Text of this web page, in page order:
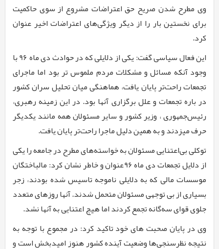
وی مطرح شدن صریح حق اعتراضات مشروع از سوی حاکمیت
برای نخستین بار را از دیگر ویژگی‌های اعتراضات اخیر عنوان
کرد.
این فعال سیاسی گفت: یکی از دلایلی که در حوادث دی ماه96با
وجود آنکه مسائل و مشکلات مردم ملموس تر بود اما ماجرای
تجمعات راحت‌تر پایان یافت، هماهنگی میان تحلیل سران کشور
در باره تجمعات و علل برگزاری آنها بود. در این زمینه رهبری،
رئیس‌جمهوری ، وزیر کشور و سایر مسئولان همه مانند یکدیگر
حرف میزدند و به همین دلیل ماجرا راحت‌تر پایان یافت.
توکلی بی‌اعتنایی مسئولان به خواسته‌های مطرح در جامعه را یکی
از دلایل تجمعات دی ماه96عنوان و خاطر نشان کرد: مالباختگان
موسسات مالی که به دلایلی ناموجه تاسیس شده بودند، زجر
بسیاری از بی توجهی مسئولان متحمل شدند. آنها روزهای متعدد
جلوی قوای سه‌گانه تجمع کردند اما هیچ اعتنایی به آنها نشد.
وی در پایان صحبت های خود تاکید کرد: در مجموع با توجه به
نتیجه نظرسنجی‌ها وضعیت آینده کشور هنوز امیدبخش است و